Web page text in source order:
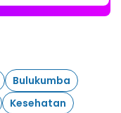
Bulukumba
Kesehatan